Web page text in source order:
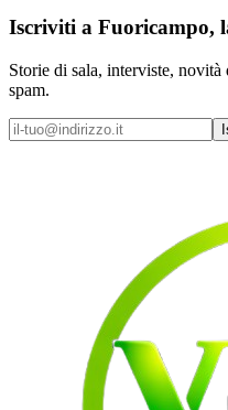
Iscriviti a Fuoricampo,
Storie di sala, interviste, novità
spam.